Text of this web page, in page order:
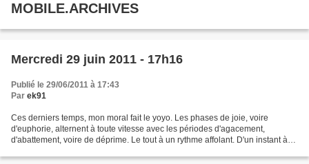
MOBILE.ARCHIVES
Mercredi 29 juin 2011 - 17h16
Publié le 29/06/2011 à 17:43
Par ek91
Ces derniers temps, mon moral fait le yoyo. Les phases de joie, voire
d'euphorie, alternent à toute vitesse avec les périodes d'agacement,
d'abattement, voire de déprime. Le tout à un rythme affolant. D'un instant à